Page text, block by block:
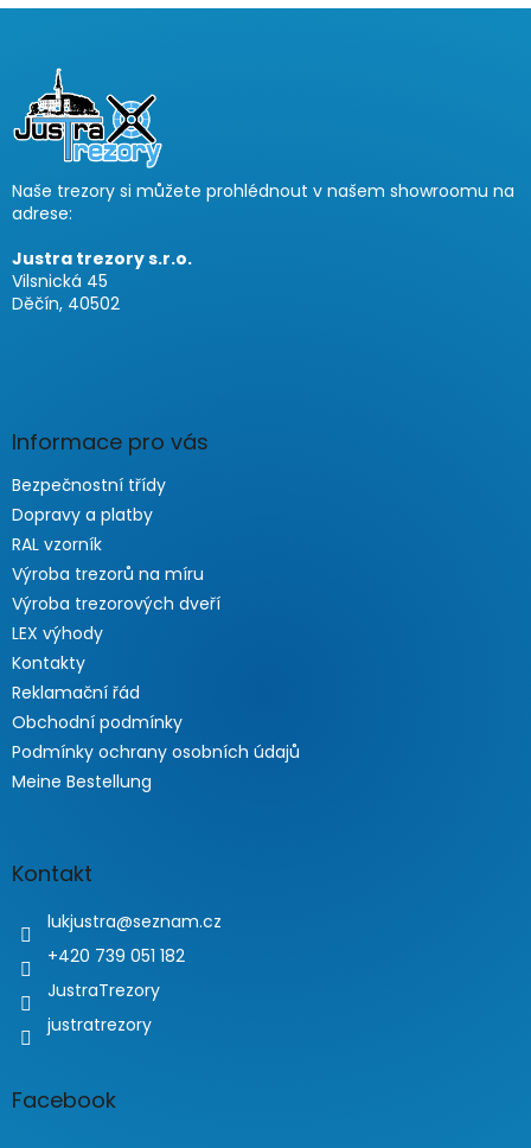
e
Naše trezory si můžete prohlédnout v našem showroomu na
adrese:
Justra trezory s.r.o.
Vilsnická 45
Děčín, 40502
Informace pro vás
Bezpečnostní třídy
Dopravy a platby
RAL vzorník
Výroba trezorů na míru
Výroba trezorových dveří
LEX výhody
Kontakty
Reklamační řád
Obchodní podmínky
Podmínky ochrany osobních údajů
Meine Bestellung
Kontakt
lukjustra@seznam.cz
+420 739 051 182
JustraTrezory
justratrezory
Facebook